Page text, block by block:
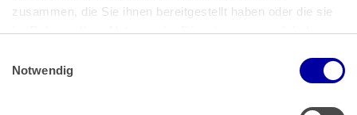
zusammen, die Sie ihnen bereitgestellt haben oder die sie
im Rahmen Ihrer Nutzung der Dienste gesammelt haben.
Impressum
Notwendig
Pressemitteilungen|AGB
Impressum|Datenschutz